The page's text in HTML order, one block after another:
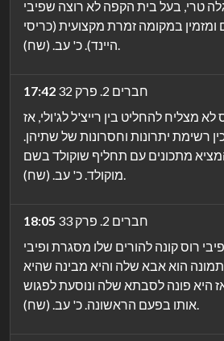
טרי, בעל בית הקפה לא רוצה שפיבי
במקומה זמרת מקצועית (כריסי
היינד). כ' עב. (שח).
17:42
חברים 2. פרק 32
מצליח להחליט בין רייצ'ל לג'ולי, אז
רשימת יתרונות וחסרונות של שתיהן.
מתכונים עם תחליף שוקולד בשם
מוקולד. כ' עב. (שח).
18:05
חברים 2. פרק 33
רוס קונה להורים שלו מסגרת ופיבי
הוא אבא שלה והיא מבינה שהיא
היא פונה לסבתא שלה ונוסעת לפגוש
אותו בפעם הראשונה. כ' עב. (שח).